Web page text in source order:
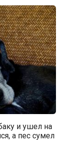
и ушел на
а пес сумел